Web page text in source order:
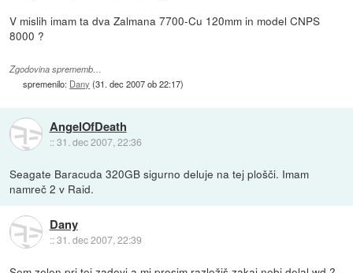
V mislih imam ta dva Zalmana 7700-Cu 120mm in model CNPS
8000 ?
Zgodovina sprememb…
spremenilo: Dany (31. dec 2007 ob 22:17)
AngelOfDeath
::31. dec 2007, 22:36
Seagate Baracuda 320GB sigurno deluje na tej plošči. Imam
namreč 2 v Raid.
Dany
::31. dec 2007, 22:39